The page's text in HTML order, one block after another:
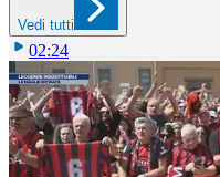
Vedi tutti
02:24